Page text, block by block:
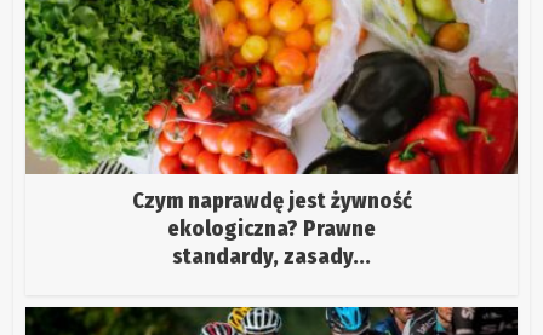
Czym naprawdę jest żywność
ekologiczna? Prawne
standardy, zasady...